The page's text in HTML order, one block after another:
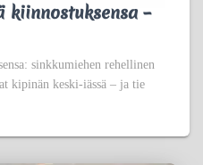
kiinnostuksensa –
sinkkumiehen rehellinen
kipinän keski-iässä – ja tie